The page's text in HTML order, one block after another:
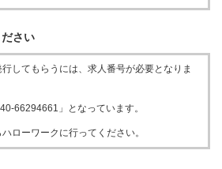
さい
してもらうには、求人番号が必要となりま
66294661」となっています。
ローワークに行ってください。